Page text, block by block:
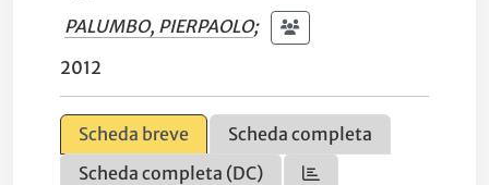
PALUMBO, PIERPAOLO;
2012
Scheda breve
Scheda completa
Scheda completa (DC)